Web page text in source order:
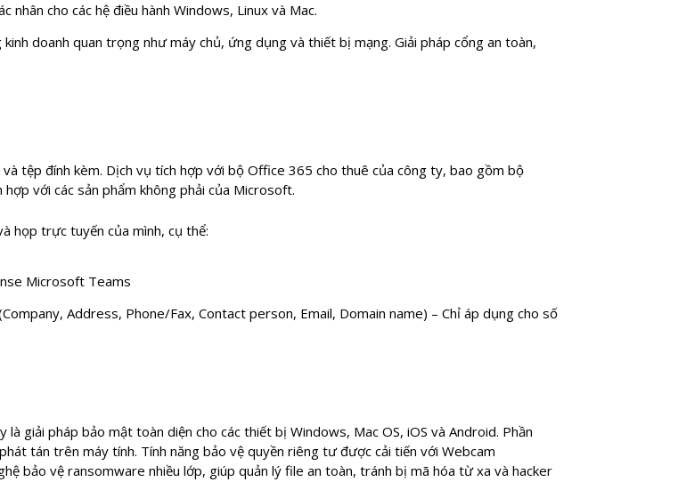
cho các hệ điều hành Windows, Linux và Mac.
doanh quan trọng như máy chủ, ứng dụng và thiết bị mạng. Giải pháp cổng an toàn,
tệp đính kèm. Dịch vụ tích hợp với bộ Office 365 cho thuê của công ty, bao gồm bộ
với các sản phẩm không phải của Microsoft.
họp trực tuyến của mình, cụ thể:
Microsoft Teams
Address, Phone/Fax, Contact person, Email, Domain name) – Chỉ áp dụng cho số
giải pháp bảo mật toàn diện cho các thiết bị Windows, Mac OS, iOS và Android. Phần
tán trên máy tính. Tính năng bảo vệ quyền riêng tư được cải tiến với Webcam
bảo vệ ransomware nhiều lớp, giúp quản lý file an toàn, tránh bị mã hóa từ xa và hacker